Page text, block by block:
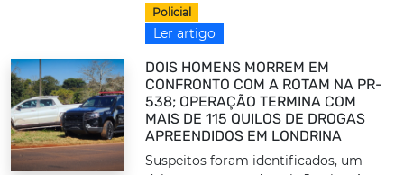
Policial
Ler artigo
DOIS HOMENS MORREM EM
CONFRONTO COM A ROTAM NA PR-
538; OPERAÇÃO TERMINA COM
MAIS DE 115 QUILOS DE DROGAS
APREENDIDOS EM LONDRINA
Suspeitos foram identificados, um